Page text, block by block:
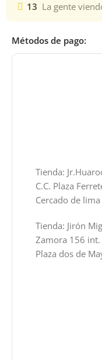
13 La gente
Métodos de pago:
Tienda:
C.C. Plaza
Cercado de lima
Tienda: Jirón
Zamora 156 int.
Plaza dos de